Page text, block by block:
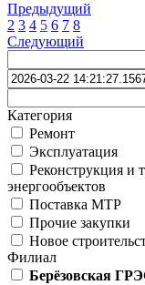
Предыдущий
2 3 4 5 6 7 8
Следующий
Категория
Ремонт
Эксплуатация
Реконструкция и
энергообъектов
Поставка МТР
Прочие закупки
Новое
Филиал
Берёзовская